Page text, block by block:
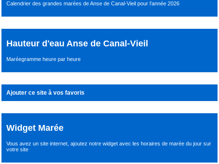
Calendrier des grandes marées de Anse de Canal-Vieil pour l’année 2026
Hauteur d'eau Anse de Canal-Vieil
Maréegramme heure par heure
Ajouter ce site à vos favoris
Widget Marée
Vous avez un site internet,ajoutez notre widget avec les horaires de marée du joursur
votre site